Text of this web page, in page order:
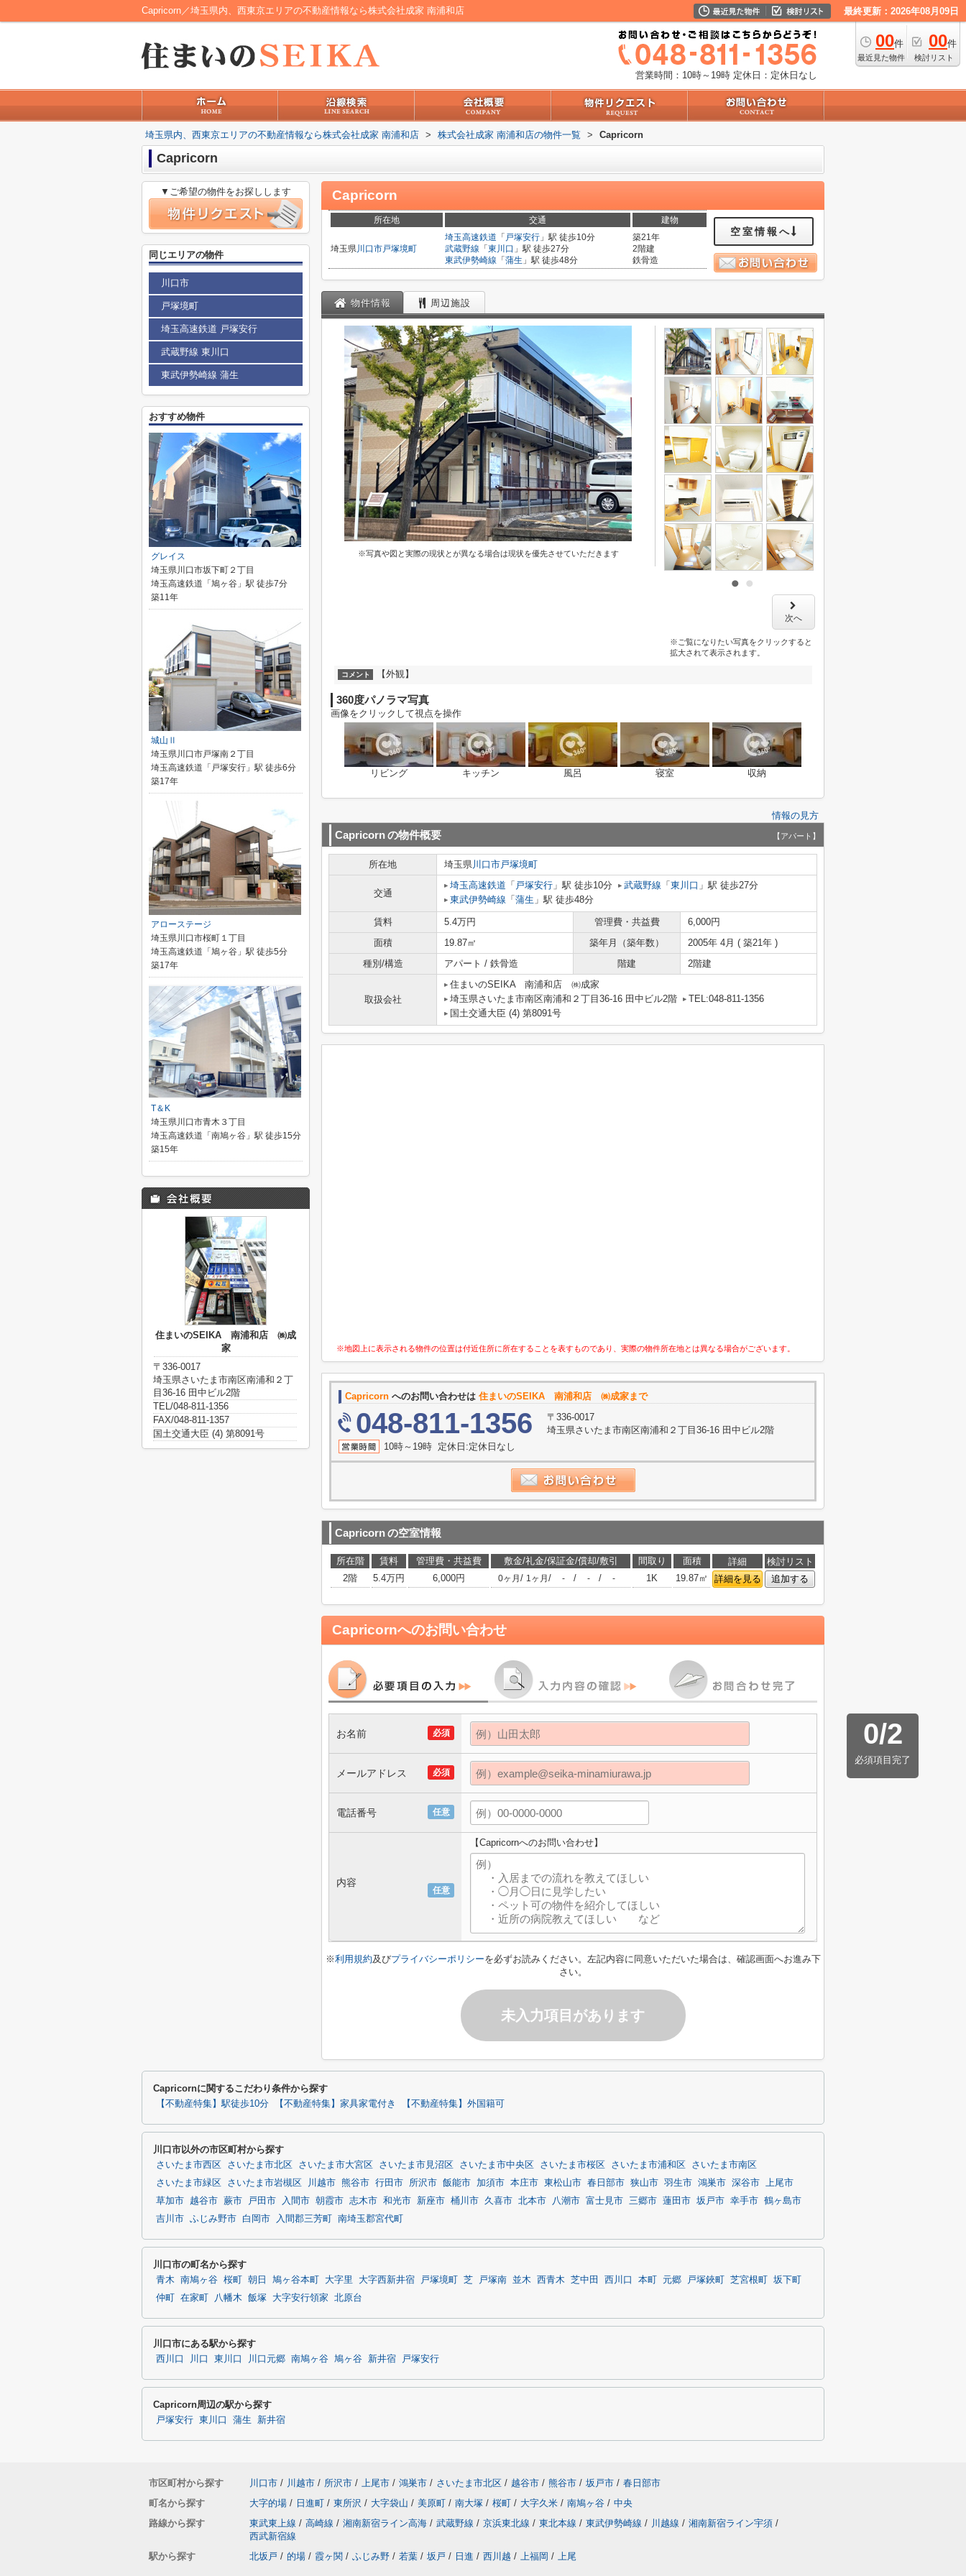
Capricorn／埼玉県内、西東京エリアの不動産情報なら株式会社成家 南浦和店 最終更新：2026年08月09日
00件
最近見た物件
00件
検討リスト
営業時間：10時～19時 定休日：定休日なし
埼玉県内、西東京エリアの不動産情報なら株式会社成家 南浦和店 > 株式会社成家 南浦和店の物件一覧 > Capricorn
Capricorn
Capricorn
所在地 交通 建物
埼玉県川口市戸塚境町
埼玉高速鉄道 「 戸塚安行 」駅 徒歩10分
武蔵野線 「 東川口 」駅 徒歩27分
東武伊勢崎線 「 蒲生 」駅 徒歩48分
築21年
2階建
鉄骨造
空室情報へ
物件情報 周辺施設
※写真や図と実際の現状とが異なる場合は現状を優先させていただきます
次へ
※ご覧になりたい写真をクリックすると
拡大されて表示されます。
コメント 【外観】
360度パノラマ写真
画像をクリックして視点を操作
リビング キッチン 風呂 寝室 収納
情報の見方
Capricornの物件概要 【アパート】
所在地 埼玉県川口市戸塚境町
交通
埼玉高速鉄道 「 戸塚安行 」駅 徒歩10分 武蔵野線 「 東川口 」駅 徒歩27分
東武伊勢崎線 「 蒲生 」駅 徒歩48分
賃料 5.4万円 管理費・共益費
6,000円
面積
19.87㎡ 築年月（築年数）
2005年 4月 ( 築21年 )
種別/構造
アパート / 鉄骨造 階建 2階建
取扱会社
住まいのSEIKA 南浦和店 ㈱成家
埼玉県さいたま市南区南浦和２丁目36-16 田中ビル2階
TEL:048-811-1356
国土交通大臣 (4) 第8091号
※地図上に表示される物件の位置は付近住所に所在することを表すものであり、実際の物件所在地とは異なる場合がございます。
Capricorn へのお問い合わせは 住まいのSEIKA 南浦和店 ㈱成家まで
048-811-1356
〒336-0017
埼玉県さいたま市南区南浦和２丁目36-16 田中ビル2階
10時～19時 定休日:定休日なし
Capricornの空室情報
所在階 賃料 管理費・共益費 敷金/礼金/保証金/償却/敷引 間取り 面積 詳細
検討リスト
2階
5.4万円 6,000円 0ヶ月 / 1ヶ月 / - / - / - 1K 19.87㎡ 詳細を見る 追加する
Capricornへのお問い合わせ
0/2
必須項目完了
必須
お名前
必須
メールアドレス
任意
電話番号
任意
内容
【Capricornへのお問い合わせ】
※利用規約及びプライバシーポリシーを必ずお読みください。左記内容に同意いただいた場合は、確認画面へお進み下
さい。
未入力項目があります
▼ご希望の物件をお探しします
同じエリアの物件
川口市
戸塚境町
埼玉高速鉄道 戸塚安行
武蔵野線 東川口
東武伊勢崎線 蒲生
おすすめ物件
グレイス
埼玉県川口市坂下町２丁目
埼玉高速鉄道「鳩ヶ谷」駅 徒歩7分
築11年
城山Ⅱ
埼玉県川口市戸塚南２丁目
埼玉高速鉄道「戸塚安行」駅 徒歩6分
築17年
アローステージ
埼玉県川口市桜町１丁目
埼玉高速鉄道「鳩ヶ谷」駅 徒歩5分
築17年
T＆K
埼玉県川口市青木３丁目
埼玉高速鉄道「南鳩ヶ谷」駅 徒歩15分
築15年
住まいのSEIKA 南浦和店 ㈱成
家
〒336-0017
埼玉県さいたま市南区南浦和２丁
目36-16 田中ビル2階
TEL/048-811-1356
FAX/048-811-1357
国土交通大臣 (4) 第8091号
Capricornに関するこだわり条件から探す
【不動産特集】駅徒歩10分 【不動産特集】家具家電付き 【不動産特集】外国籍可
川口市以外の市区町村から探す
さいたま市西区 さいたま市北区 さいたま市大宮区 さいたま市見沼区 さいたま市中央区 さいたま市桜区 さいたま市浦和区
さいたま市南区
さいたま市緑区
さいたま市岩槻区 川越市 熊谷市 行田市 所沢市 飯能市 加須市 本庄市 東松山市 春日部市 狭山市 羽生市 鴻巣市 深谷市 上尾市
草加市
越谷市 蕨市 戸田市 入間市 朝霞市 志木市 和光市 新座市 桶川市 久喜市 北本市 八潮市 富士見市 三郷市 蓮田市 坂戸市 幸手市 鶴ヶ島市
吉川市 ふじみ野市 白岡市 入間郡三芳町 南埼玉郡宮代町
川口市の町名から探す
青木 南鳩ヶ谷 桜町 朝日 鳩ヶ谷本町 大字里 大字西新井宿 戸塚境町 芝 戸塚南 並木 西青木 芝中田 西川口 本町 元郷 戸塚鋏町 芝宮根町
坂下町
仲町
在家町 八幡木 飯塚 大字安行領家 北原台
川口市にある駅から探す
西川口 川口 東川口 川口元郷 南鳩ヶ谷 鳩ヶ谷 新井宿 戸塚安行
Capricorn周辺の駅から探す
戸塚安行 東川口 蒲生 新井宿
市区町村から探す 川口市 / 川越市 / 所沢市 / 上尾市 / 鴻巣市 / さいたま市北区 / 越谷市 / 熊谷市 / 坂戸市 / 春日部市
町名から探す
大字的場 / 日進町 / 東所沢 / 大字袋山 / 美原町 / 南大塚 / 桜町 / 大字久米 / 南鳩ヶ谷 / 中央
路線から探す
東武東上線 / 高崎線 / 湘南新宿ライン高海 / 武蔵野線 / 京浜東北線 / 東北本線 / 東武伊勢崎線 / 川越線 / 湘南新宿ライン宇須 /
西武新宿線
駅から探す
北坂戸 / 的場 / 霞ヶ関 / ふじみ野 / 若葉 / 坂戸 / 日進 / 西川越 / 上福岡 / 上尾